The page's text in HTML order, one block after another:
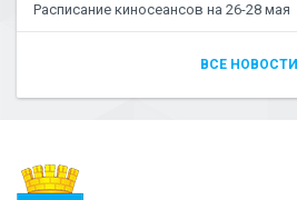
Расписание киносеансов на 26-28 мая
ВСЕ НОВОСТИ